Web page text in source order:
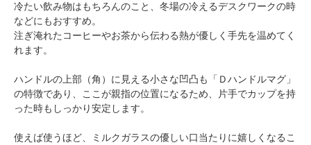
冷たい飲み物はもちろんのこと、冬場の冷えるデスクワークの時
などにもおすすめ。
注ぎ淹れたコーヒーやお茶から伝わる熱が優しく手先を温めてく
れます。
ハンドルの上部（角）に見える小さな凹凸も「Ｄハンドルマグ」
の特徴であり、ここが親指の位置になるため、片手でカップを持
った時もしっかり安定します。
使えば使うほど、ミルクガラスの優しい口当たりに嬉しくなるこ